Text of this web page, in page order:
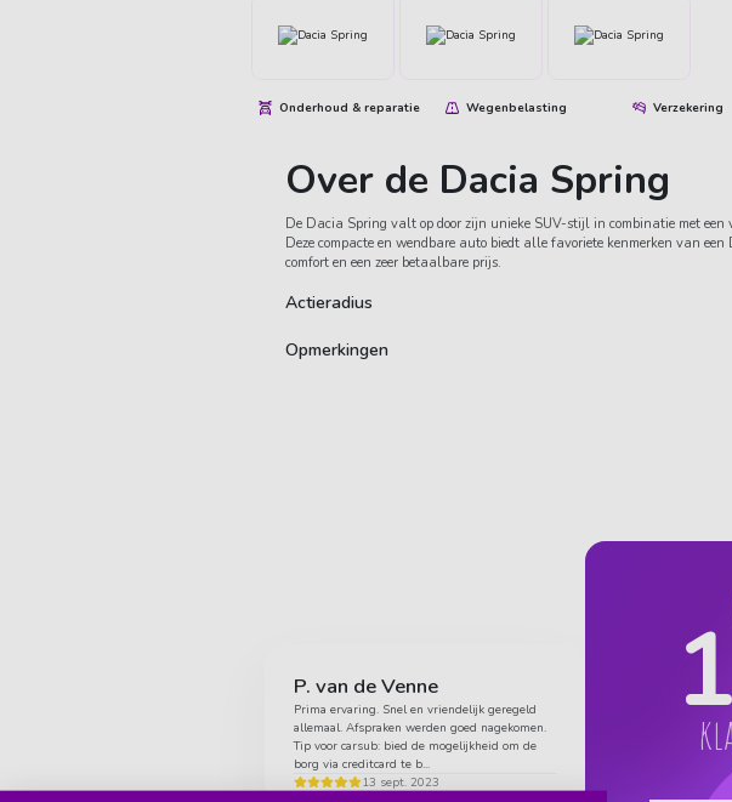
Onderhoud & reparatie Wegenbelasting Verzekering
Over de Dacia Spring
De Dacia Spring valt op door zijn unieke SUV-stijl in combinatie met
Deze compacte en wendbare auto biedt alle favoriete kenmerken van
comfort en een zeer betaalbare prijs.
Actieradius
Opmerkingen
P. van de Venne
Prima ervaring. Snel en vriendelijk geregeld
allemaal. Afspraken werden goed nagekomen.
Tip voor carsub: bied de mogelijkheid om de
borg via creditcard te b...
13 sept. 2023